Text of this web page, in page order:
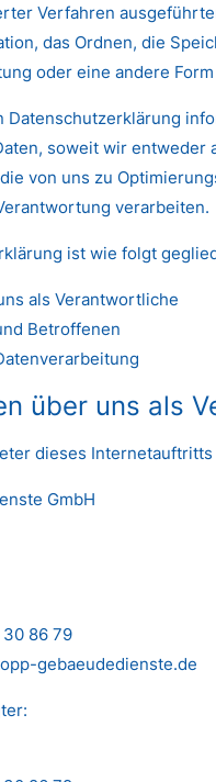
Verfahren
das Ordnen, die
oder eine andere
Datenschutzerklärung
soweit wir
von uns zu
verarbeiten.
ist wie folgt
als Verantwortliche
Betroffenen
über uns als
dieses
GmbH
86 79
gebaeudedienste.de